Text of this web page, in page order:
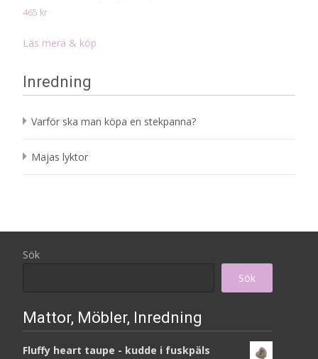
465 kr
Läs mera & köp
Inredning
Varför ska man köpa en stekpanna?
Majas lyktor
Sök
Sök
Mattor, Möbler, Inredning
Fluffy heart taupe - kudde i fuskpäls